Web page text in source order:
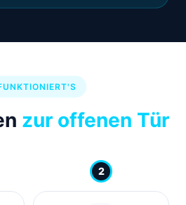
zur offenen Tür
2